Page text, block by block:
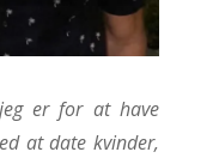
er for at have
at date kvinder,